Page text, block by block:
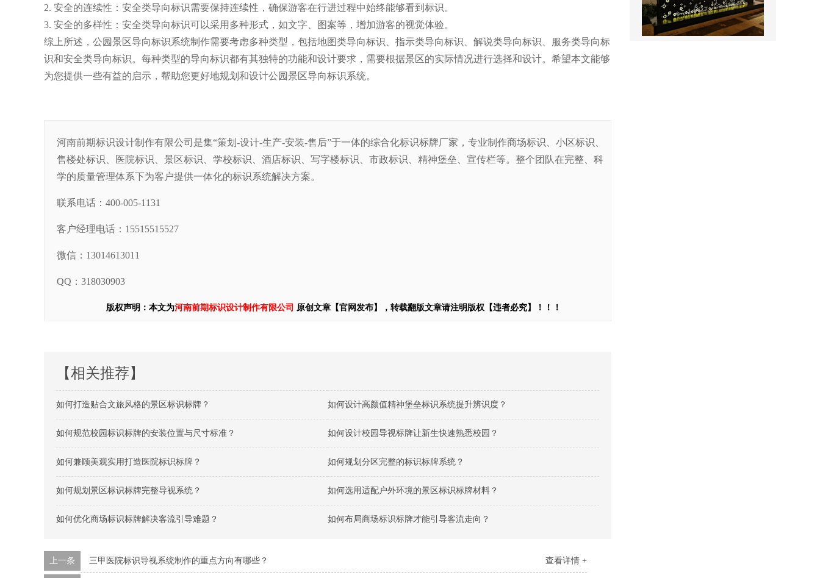
2. 安全的连续性：安全类导向标识需要保持连续性，确保游客在行进过程中始终能够看到标识。
3. 安全的多样性：安全类导向标识可以采用多种形式，如文字、图案等，增加游客的视觉体验。
综上所述，公园景区导向标识系统制作需要考虑多种类型，包括地图类导向标识、指示类导向标识、解说类导向标识、服务类导向标
识和安全类导向标识。每种类型的导向标识都有其独特的功能和设计要求，需要根据景区的实际情况进行选择和设计。希望本文能够
为您提供一些有益的启示，帮助您更好地规划和设计公园景区导向标识系统。
河南前期标识设计制作有限公司是集“策划-设计-生产-安装-售后”于一体的综合化标识标牌厂家，专业制作商场标识、小区标识、
售楼处标识、医院标识、景区标识、学校标识、酒店标识、写字楼标识、市政标识、精神堡垒、宣传栏等。整个团队在完整、科
学的质量管理体系下为客户提供一体化的标识系统解决方案。
联系电话：400-005-1131
客户经理电话：15515515527
微信：13014613011
QQ：318030903
版权声明：本文为河南前期标识设计制作有限公司 原创文章【官网发布】，转载翻版文章请注明版权【违者必究】！！！
【相关推荐】
如何打造贴合文旅风格的景区标识标牌？ 如何设计高颜值精神堡垒标识系统提升辨识度？
如何规范校园标识标牌的安装位置与尺寸标准？ 如何设计校园导视标牌让新生快速熟悉校园？
如何兼顾美观实用打造医院标识标牌？ 如何规划分区完整的标识标牌系统？
如何规划景区标识标牌完整导视系统？ 如何选用适配户外环境的景区标识标牌材料？
如何优化商场标识标牌解决客流引导难题？ 如何布局商场标识标牌才能引导客流走向？
查看详情 +
上一条 三甲医院标识导视系统制作的重点方向有哪些？
售楼处名称标识